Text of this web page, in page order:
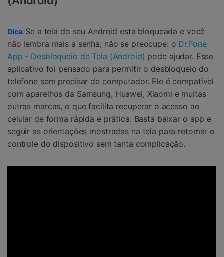
Dica: Se a tela do seu Android está bloqueada e você
não lembra mais a senha, não se preocupe: o Dr.Fone
App - Desbloqueio de Tela (Android) pode ajudar. Esse
aplicativo foi pensado para permitir o desbloqueio do
telefone sem precisar de computador. Ele é compatível
com aparelhos da Samsung, Huawei, Xiaomi e muitas
outras marcas, o que facilita recuperar o acesso ao
celular de forma rápida e prática. Basta baixar o app e
seguir as orientações mostradas na tela para retomar o
controle do dispositivo sem tanta complicação.